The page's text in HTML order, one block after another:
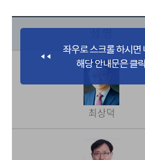
성 명
최상덕